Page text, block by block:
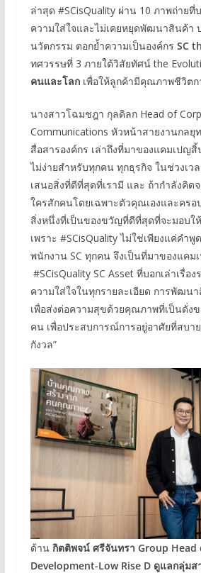
ล่าสุด #SCisQuality ผ่าน 10 ภาพถ่ายที่บ
ความใส่ใจและไม่เคยหยุดพัฒนาสินค้า
นวัตกรรม ตอกย้ำความเป็นองค์กร SC
ทศวรรษที่ 3 ภายใต้วิสัยทัศน์ the
คนและโลกเพื่อให้ลูกค้ามีคุณภาพชีวิตก
นางสาวโฉมชฎา กุลดิลก Head of
Communications หัวหน้าสายงานกล
สื่อสารองค์กร เล่าถึงที่มาของแคมเปญ
ไม่ง่ายสำหรับทุกคน ทุกธุรกิจ ในช่วงเว
เสนอสิ่งที่ดีที่สุดที่เรามี และ ถ้ากำลังคิ
ใครสักคนโดยเฉพาะตัวคุณเองและครอ
สิ่งหนึ่งที่เป็นของขวัญที่ดีที่สุดที่จะมอบใ
เพราะ #SCisQuality ไม่ใช่เพียงแค่คำ
พนักงาน SC ทุกคน จึงเป็นที่มาของแคม
#SCisQuality SC Asset ที่บอกเล่าเรื่อ
ความใส่ใจในทุกรายละเอียด การพัฒน
เพื่อส่งต่อความสุขด้วยคุณภาพที่เป็นดั่ง
คน เพื่อประสบการณ์การอยู่อาศัยที่สบา
กังวล”
ด้านกิตติพจน์ ศรีจันทรา Group
Development-Low Rise D ดูแลกลุ่ม